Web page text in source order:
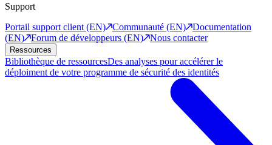
Support
Portail support client (EN)
Communauté (EN)
Documentation
(EN)
Forum de développeurs (EN) Nous contacter
Ressources
Bibliothèque de ressourcesDes analyses pour accélérer le
déploiment de votre programme de sécurité des identités